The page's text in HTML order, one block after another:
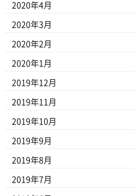
2020年4月
2020年3月
2020年2月
2020年1月
2019年12月
2019年11月
2019年10月
2019年9月
2019年8月
2019年7月